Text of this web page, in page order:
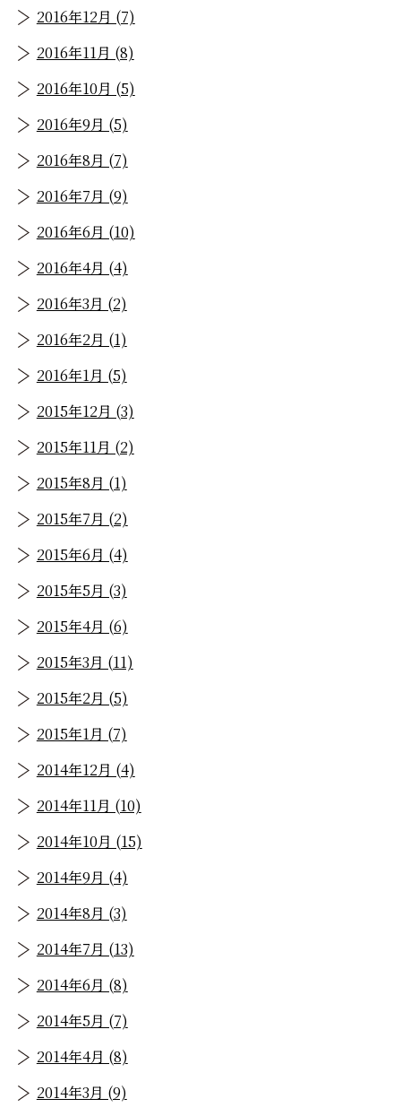
2016年12月 (7)
2016年11月 (8)
2016年10月 (5)
2016年9月 (5)
2016年8月 (7)
2016年7月 (9)
2016年6月 (10)
2016年4月 (4)
2016年3月 (2)
2016年2月 (1)
2016年1月 (5)
2015年12月 (3)
2015年11月 (2)
2015年8月 (1)
2015年7月 (2)
2015年6月 (4)
2015年5月 (3)
2015年4月 (6)
2015年3月 (11)
2015年2月 (5)
2015年1月 (7)
2014年12月 (4)
2014年11月 (10)
2014年10月 (15)
2014年9月 (4)
2014年8月 (3)
2014年7月 (13)
2014年6月 (8)
2014年5月 (7)
2014年4月 (8)
2014年3月 (9)